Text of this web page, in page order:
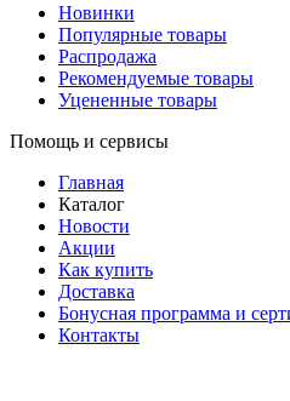
Новинки
Популярные товары
Распродажа
Рекомендуемые товары
Уцененные товары
Помощь и сервисы
Главная
Каталог
Новости
Акции
Как купить
Доставка
Бонусная программа и
Контакты